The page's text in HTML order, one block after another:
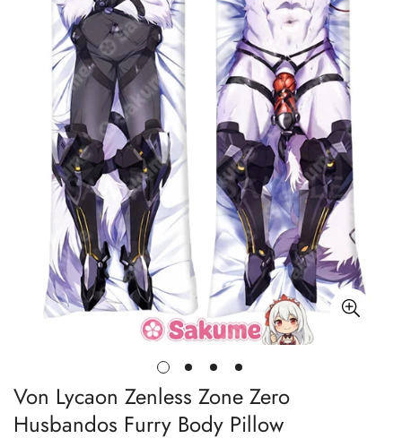
Von Lycaon Zenless Zone Zero
Husbandos Furry Body Pillow